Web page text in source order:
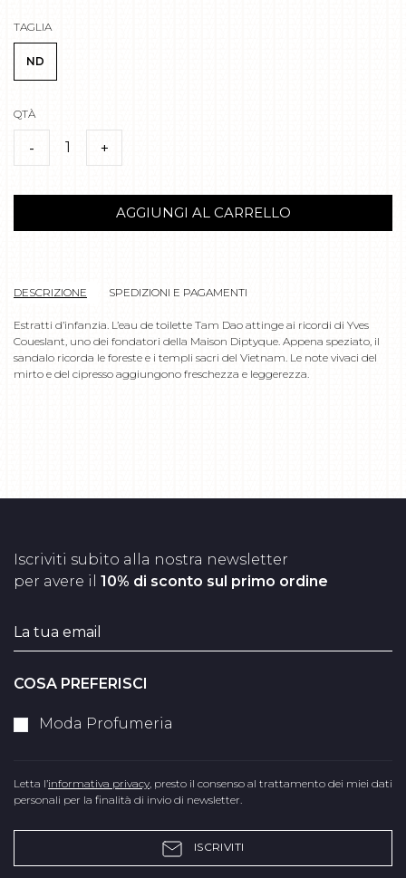
TAGLIA
ND
QTÀ
- 1 +
AGGIUNGI AL CARRELLO
DESCRIZIONE SPEDIZIONI E PAGAMENTI
Estratti d’infanzia. L’eau de toilette Tam Dao attinge ai ricordi di Yves
Coueslant, uno dei fondatori della Maison Diptyque. Appena speziato, il
sandalo ricorda le foreste e i templi sacri del Vietnam. Le note vivaci del
mirto e del cipresso aggiungono freschezza e leggerezza.
Iscriviti subito alla nostra newsletter
per avere il 10% di sconto sul primo ordine
COSA PREFERISCI
Moda Profumeria
Letta l’informativa privacy, presto il consenso al trattamento dei miei dati
personali per la finalità di invio di newsletter.
ISCRIVITI